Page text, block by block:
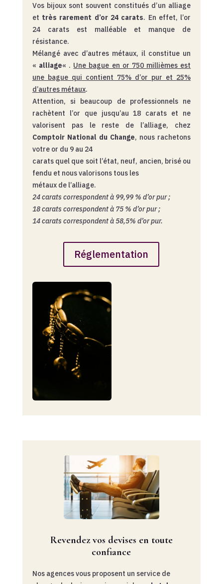
Vos bijoux sont souvent constitués d’un alliage
et très rarement d’or 24 carats. En effet, l’or
24 carats est malléable et manque de
résistance.
Mélangé avec d’autres métaux, il constitue un
« alliage« . Une bague en or 750 millièmes est
une bague qui contient 75% d’or pur et 25%
d’autres métaux.
Attention, si beaucoup de professionnels ne
rachètent l’or que jusqu’au 18 carats et ne
valorisent pas le reste de l’alliage, chez
Comptoir National du Change, nous rachetons
votre or du 9 au 24
carats quel que soit l’état, neuf, ancien, brisé ou
fendu et nous valorisons tous les
métaux de l’alliage.
24 carats correspondent à 99,99 % d’or pur ;
18 carats correspondent à 75 % d’or pur ;
14 carats correspondent à 58,5% d’or pur.
Réglementation
Revendez vos devises en toute
confiance
Nos agences vous proposent un service de